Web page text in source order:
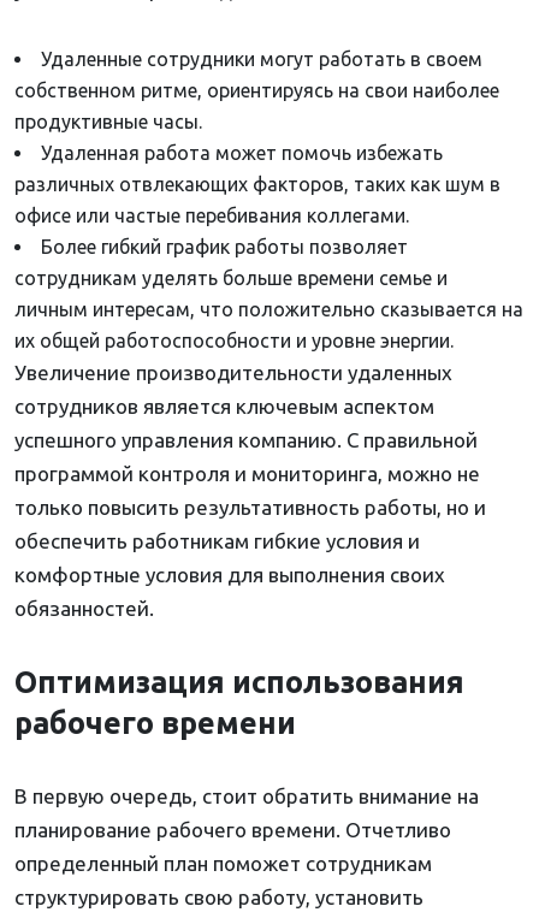
Удаленные сотрудники могут работать в своем
собственном ритме, ориентируясь на свои наиболее
продуктивные часы.
Удаленная работа может помочь избежать
различных отвлекающих факторов, таких как шум в
офисе или частые перебивания коллегами.
Более гибкий график работы позволяет
сотрудникам уделять больше времени семье и
личным интересам, что положительно сказывается на
их общей работоспособности и уровне энергии.
Увеличение производительности удаленных
сотрудников является ключевым аспектом
успешного управления компанию. С правильной
программой контроля и мониторинга, можно не
только повысить результативность работы, но и
обеспечить работникам гибкие условия и
комфортные условия для выполнения своих
обязанностей.
Оптимизация использования
рабочего времени
В первую очередь, стоит обратить внимание на
планирование рабочего времени. Отчетливо
определенный план поможет сотрудникам
структурировать свою работу, установить